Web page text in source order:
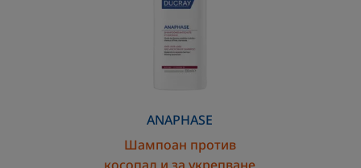
и
за
укрепване
на
ANAPHASE
Шампоан против